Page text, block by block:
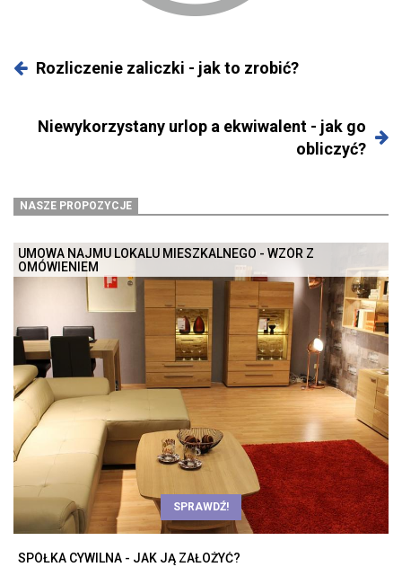
Rozliczenie zaliczki - jak to zrobić?
Niewykorzystany urlop a ekwiwalent - jak go
obliczyć?
NASZE PROPOZYCJE
UMOWA NAJMU LOKALU MIESZKALNEGO - WZÓR Z
OMÓWIENIEM
SPRAWDŹ!
SPÓŁKA CYWILNA - JAK JĄ ZAŁOŻYĆ?